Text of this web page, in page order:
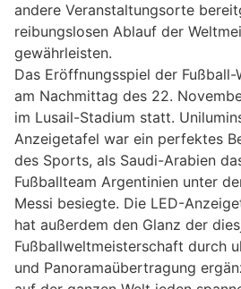
andere Veranstaltungsorte
reibungslosen Ablauf der
gewährleisten.
Das Eröffnungsspiel der
am Nachmittag des 22.
im Lusail-Stadium statt.
Anzeigetafel war ein perfektes
des Sports, als Saudi-Arabien
Fußballteam Argentinien unter
Messi besiegte. Die LED-
hat außerdem den Glanz der
Fußballweltmeisterschaft durch
und Panoramaübertragung